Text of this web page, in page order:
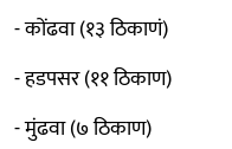
- कोंढवा (१३ ठिकाणं)
- हडपसर (११ ठिकाण)
- मुंढवा (७ ठिकाण)